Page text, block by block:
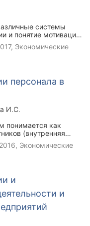
системы
и понятие мотивации
важность
системы мотивации,
так и
, Экономические
персонала в
И.С.
понимается как
(внутренняя
мотивация) для
Целью мотивации
может быть
потребностей,
ими с
для
, Экономические
и
и